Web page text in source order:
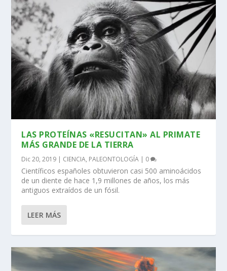
LAS PROTEÍNAS «RESUCITAN» AL PRIMATE
MÁS GRANDE DE LA TIERRA
Dic 20, 2019 | CIENCIA, PALEONTOLOGÍA | 0
Científicos españoles obtuvieron casi 500 aminoácidos
de un diente de hace 1,9 millones de años, los más
antiguos extraídos de un fósil.
LEER MÁS